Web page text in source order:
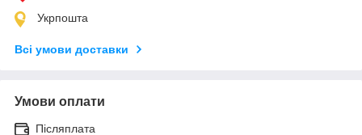
Укрпошта
Всі умови доставки
Умови оплати
Післяплата